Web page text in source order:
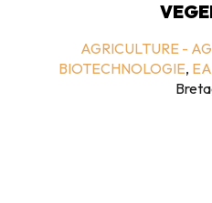
AGRICULTURE -
BIOTECHNOLOGIE,